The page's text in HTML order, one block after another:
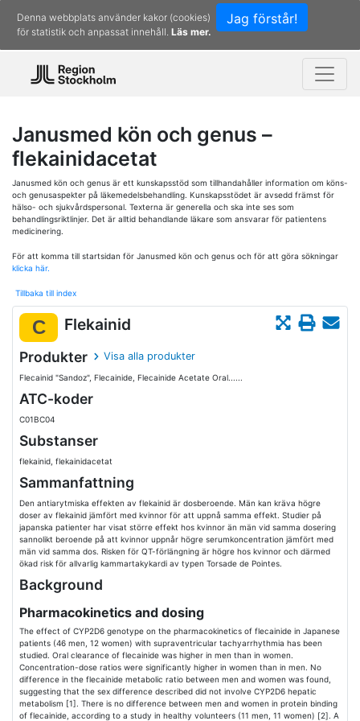
Jag förstår!
Denna webbplats använder kakor (cookies)
för statistik och anpassat innehåll. Läs mer.
Janusmed kön och genus –
flekainidacetat
Janusmed kön och genus är ett kunskapsstöd som tillhandahåller information om köns-
och genusaspekter på läkemedelsbehandling. Kunskapsstödet är avsedd främst för
hälso- och sjukvårdspersonal. Texterna är generella och ska inte ses som
behandlingsriktlinjer. Det är alltid behandlande läkare som ansvarar för patientens
medicinering.
För att komma till startsidan för Janusmed kön och genus och för att göra sökningar
klicka här.
Tillbaka till index
C Flekainid
Produkter Visa alla produkter
Flecainid "Sandoz", Flecainide, Flecainide Acetate Oral......
ATC-koder
C01BC04
Substanser
flekainid, flekainidacetat
Sammanfattning
Den antiarytmiska effekten av flekainid är dosberoende. Män kan kräva högre
doser av flekainid jämfört med kvinnor för att uppnå samma effekt. Studier på
japanska patienter har visat större effekt hos kvinnor än män vid samma dosering
sannolikt beroende på att kvinnor uppnår högre serumkoncentration jämfört med
män vid samma dos. Risken för QT-förlängning är högre hos kvinnor och därmed
ökad risk för allvarlig kammartakykardi av typen Torsade de Pointes.
Background
Pharmacokinetics and dosing
The effect of CYP2D6 genotype on the pharmacokinetics of flecainide in Japanese
patients (46 men, 12 women) with supraventricular tachyarrhythmia has been
studied. Oral clearance of flecainide was higher in men than in women.
Concentration-dose ratios were significantly higher in women than in men. No
difference in the flecainide metabolic ratio between men and women was found,
suggesting that the sex difference described did not involve CYP2D6 hepatic
metabolism [1]. There is no difference between men and women in protein binding
of flecainide, according to a study in healthy volunteers (11 men, 11 women) [2]. A